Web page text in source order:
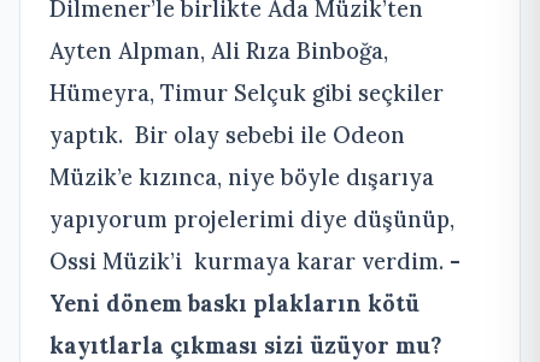
Dilmener’le birlikte Ada Müzik’ten
Ayten Alpman, Ali Rıza Binboğa,
Hümeyra, Timur Selçuk gibi seçkiler
yaptık. Bir olay sebebi ile Odeon
Müzik’e kızınca, niye böyle dışarıya
yapıyorum projelerimi diye düşünüp,
Ossi Müzik’i kurmaya karar verdim. -
Yeni dönem baskı plakların kötü
kayıtlarla çıkması sizi üzüyor mu?